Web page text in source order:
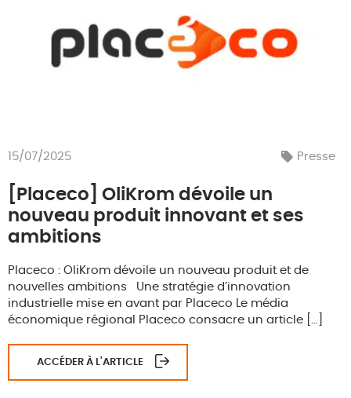
15/07/2025 Presse
[Placeco] OliKrom dévoile un
nouveau produit innovant et ses
ambitions
Placeco : OliKrom dévoile un nouveau produit et de
nouvelles ambitions Une stratégie d’innovation
industrielle mise en avant par Placeco Le média
économique régional Placeco consacre un article […]
ACCÉDER À L'ARTICLE